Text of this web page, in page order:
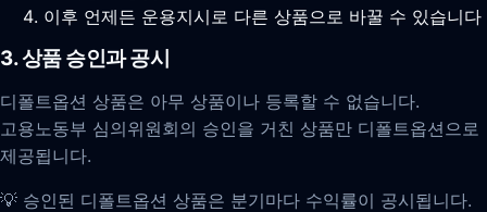
이후 언제든 운용지시로 다른 상품으로 바꿀 수 있습니다
3. 상품 승인과 공시
디폴트옵션 상품은 아무 상품이나 등록할 수 없습니다.
고용노동부 심의위원회의 승인을 거친 상품만 디폴트옵션으로
제공됩니다.
💡 승인된 디폴트옵션 상품은 분기마다 수익률이 공시됩니다.